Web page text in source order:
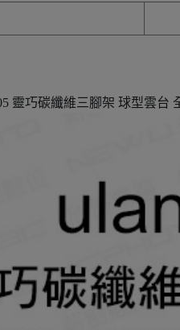
靈巧碳纖維三腳架 球型雲台